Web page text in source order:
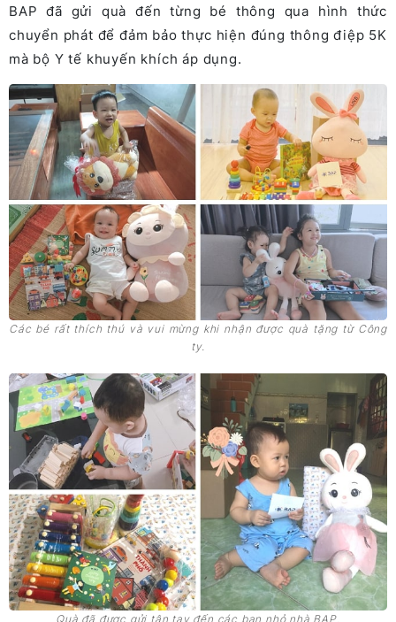
BAP đã gửi quà đến từng bé thông qua hình thức
chuyển phát để đảm bảo thực hiện đúng thông điệp 5K
mà bộ Y tế khuyến khích áp dụng.
Các bé rất thích thú và vui mừng khi nhận được quà tặng từ Công
ty.
Quà đã được gửi tận tay đến các bạn nhỏ nhà BAP.